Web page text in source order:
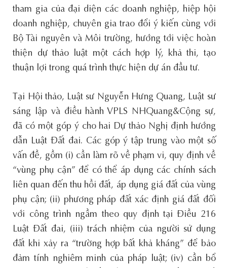
tham gia của đại diện các doanh nghiệp, hiệp hội
doanh nghiệp, chuyên gia trao đổi ý kiến cùng với
Bộ Tài nguyên và Môi trường, hướng tới việc hoàn
thiện dự thảo luật một cách hợp lý, khả thi, tạo
thuận lợi trong quá trình thực hiện dự án đầu tư.
Tại Hội thảo, Luật sư Nguyễn Hưng Quang, Luật sư
sáng lập và điều hành VPLS NHQuang&Cộng sự,
đã có một góp ý cho hai Dự thảo Nghị định hướng
dẫn Luật Đất đai. Các góp ý tập trung vào một số
vấn đề, gồm (i) cần làm rõ về phạm vi, quy định về
“vùng phụ cận” để có thể áp dụng các chính sách
liên quan đến thu hồi đất, áp dụng giá đất của vùng
phụ cận; (ii) phương pháp đất xác định giá đất đối
với công trình ngầm theo quy định tại Điều 216
Luật Đất đai, (iii) trách nhiệm của người sử dụng
đất khi xảy ra “trường hợp bất khả kháng” để bảo
đảm tính nghiêm minh của pháp luật; (iv) cần bổ